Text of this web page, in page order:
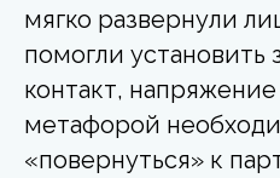
мягко развернули
помогли установить
контакт,
метафорой
«повернуться» к